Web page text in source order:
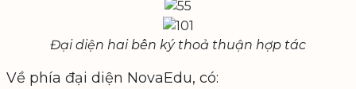
Đại diện hai bên ký thoả thuận hợp tác
Về phía đại diện NovaEdu, có: